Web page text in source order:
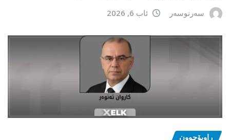
سەرنوسەر ئاب 6, 2026
ڕاوبۆچوون